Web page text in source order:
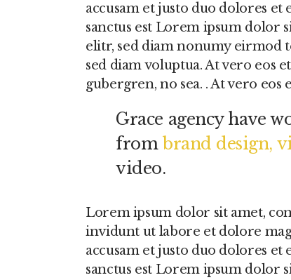
accusam et justo duo dolores et
sanctus est Lorem ipsum dolor
elitr, sed diam nonumy eirmod
sed diam voluptua. At vero eos
gubergren, no sea. . At vero
Grace agency have
frombrand design,
video.
Lorem ipsum dolor sit amet,
invidunt ut labore et dolore
accusam et justo duo dolores et
sanctus est Lorem ipsum dolor